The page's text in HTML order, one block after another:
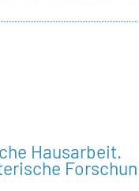
Hausarbeit.